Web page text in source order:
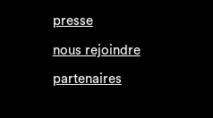
presse
nous rejoindre
partenaires